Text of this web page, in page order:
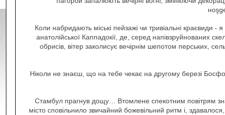
Коли набридають міські пейзажі чи тривіальні краєвиди -
анатолійської Каппадокії, де, серед напівзруйнованих
обрисів, вітер заколисує вечірнім шепотом перських,
Ніколи не знаєш, що на тебе чекає на другому березі
Стамбул прагнув дощу… Втомлене спекотним повітрям
місто сповільнило звичайний божевільний ритм і,